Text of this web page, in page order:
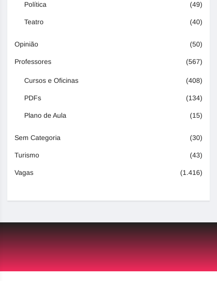
Política (49)
Teatro (40)
Opinião (50)
Professores (567)
Cursos e Oficinas (408)
PDFs (134)
Plano de Aula (15)
Sem Categoria (30)
Turismo (43)
Vagas (1.416)